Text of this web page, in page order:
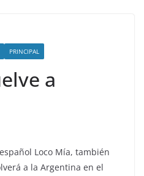
PRINCIPAL
a
Loco Mía, también
a la Argentina en el